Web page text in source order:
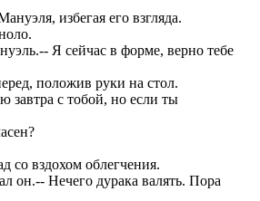
избегая его взгляда.
Я сейчас в форме, верно тебе
положив руки на стол.
завтра с тобой, но если ты
со вздохом облегчения.
он.-- Нечего дурака валять. Пора